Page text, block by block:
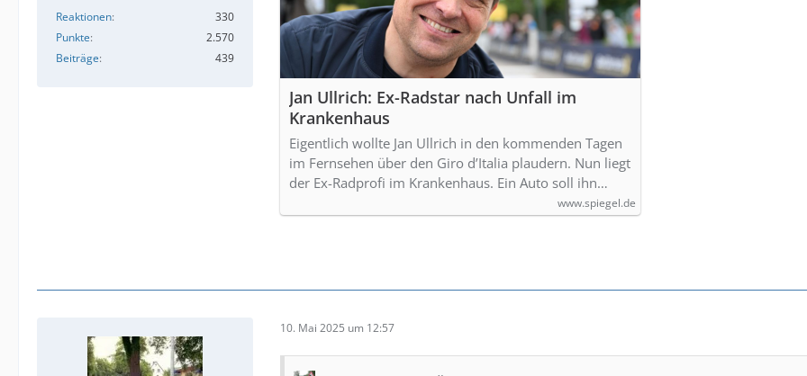
Reaktionen
330
Punkte
2.570
Beiträge
439
Jan Ullrich: Ex-Radstar nach Unfall im
Krankenhaus
Eigentlich wollte Jan Ullrich in den kommenden Tagen
im Fernsehen über den Giro d’Italia plaudern. Nun liegt
der Ex-Radprofi im Krankenhaus. Ein Auto soll ihn…
www.spiegel.de
10. Mai 2025 um 12:57